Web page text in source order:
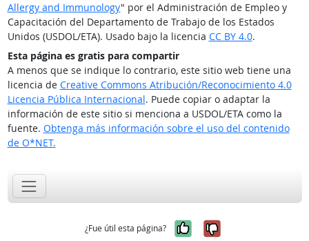
Allergy and Immunology" por el Administración de Empleo y
Capacitación del Departamento de Trabajo de los Estados
Unidos (USDOL/ETA). Usado bajo la licencia CC BY 4.0.
Esta página es gratis para compartir
A menos que se indique lo contrario, este sitio web tiene una
licencia de Creative Commons Atribución/Reconocimiento 4.0
Licencia Pública Internacional. Puede copiar o adaptar la
información de este sitio si menciona a USDOL/ETA como la
fuente. Obtenga más información sobre el uso del contenido
de O*NET.
¿Fue útil esta página? Sí, fue útil
No, no fue